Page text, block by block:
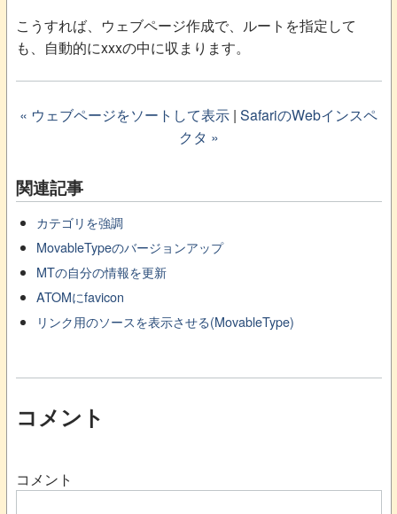
こうすれば、ウェブページ作成で、ルートを指定して
も、自動的にxxxの中に収まります。
« ウェブページをソートして表示 | SafariのWebインスペ
クタ »
関連記事
カテゴリを強調
MovableTypeのバージョンアップ
MTの自分の情報を更新
ATOMにfavicon
リンク用のソースを表示させる(MovableType)
コメント
コメント